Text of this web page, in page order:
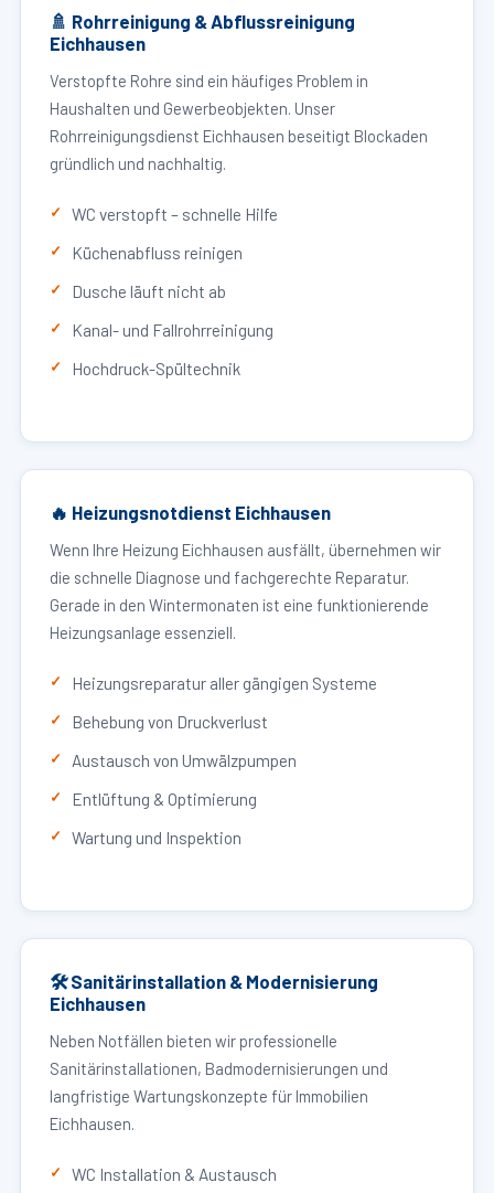
🚿 Rohrreinigung & Abflussreinigung
Eichhausen
Verstopfte Rohre sind ein häufiges Problem in
Haushalten und Gewerbeobjekten. Unser
Rohrreinigungsdienst Eichhausen beseitigt Blockaden
gründlich und nachhaltig.
WC verstopft – schnelle Hilfe
Küchenabfluss reinigen
Dusche läuft nicht ab
Kanal- und Fallrohrreinigung
Hochdruck-Spültechnik
🔥 Heizungsnotdienst Eichhausen
Wenn Ihre Heizung Eichhausen ausfällt, übernehmen wir
die schnelle Diagnose und fachgerechte Reparatur.
Gerade in den Wintermonaten ist eine funktionierende
Heizungsanlage essenziell.
Heizungsreparatur aller gängigen Systeme
Behebung von Druckverlust
Austausch von Umwälzpumpen
Entlüftung & Optimierung
Wartung und Inspektion
🛠 Sanitärinstallation & Modernisierung
Eichhausen
Neben Notfällen bieten wir professionelle
Sanitärinstallationen, Badmodernisierungen und
langfristige Wartungskonzepte für Immobilien
Eichhausen.
WC Installation & Austausch